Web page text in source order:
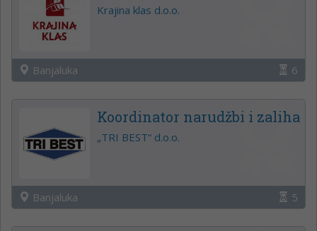
Krajina klas d.o.o.
Banjaluka 6
Koordinator narudžbi i zaliha
„TRI BEST“ d.o.o.
Banjaluka 5